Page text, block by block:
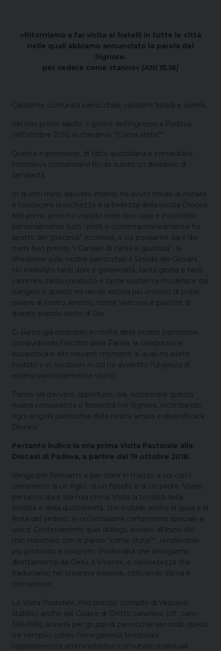
«Ritorniamo a far visita ai fratelli in tutte le città
nelle quali abbiamo annunciato la parola del
Signore,
per vedere come stanno» (Atti 15,36)
Carissime comunità parrocchiali, carissimi fratelli e sorelle,
nel mio primo saluto, il giorno dell’ingresso a Padova,
nell’ottobre 2015, vi chiedevo: “Come state?”.
Questa espressione, di fatto quotidiana e immediata,
intendeva comunicarvi fin da subito un desiderio di
familiarità.
In questi mesi, davvero intensi, ho avuto modo di iniziare
a conoscere la ricchezza e la bellezza della nostra Diocesi.
Nel primo anno ho visitato nelle loro case e incontrato
personalmente tutti i preti e contemporaneamente ho
aperto dei “processi” ecclesiali, a cui possiamo dare dei
nomi ben precisi: “i Cantieri di carità e giustizia”; la
riflessione sulle nostre parrocchie; il Sinodo dei Giovani.
Ho intravisto tanti doni e generosità, tanta grazia e tanti
cammini, tanta creatività e tante esistenze modellate dal
Vangelo e questo mi rende ancora più onorato di poter
essere al vostro servizio, come Vescovo e pastore di
questo popolo santo di Dio.
Ci siamo già incontrati in molte delle nostre parrocchie
condividendo l’ascolto della Parola, la celebrazione
eucaristica e altri rilevanti momenti ai quali mi avete
invitato o in occasioni in cui ho avvertito l’urgenza di
esservi particolarmente vicino.
Penso sia davvero opportuno, ora, accrescere questa
nostra conoscenza e fraternità nel Signore, incontrando
ogni singola parrocchia della nostra ampia e diversificata
Diocesi.
Pertanto indico la mia prima Visita Pastorale alla
Diocesi di Padova, a partire dal 19 ottobre 2018.
Vengo per fermarmi e per stare in mezzo a voi con i
sentimenti di un figlio, di un fratello e di un padre. Vorrei,
pertanto, dare alla mia prima Visita la tonalità della
ferialità e della quotidianità, che include anche la gioia e la
festa del vederci, in un’occasione certamente speciale e
unica. Continueremo quel dialogo avviato all’inizio del
mio ministero con le parole “come state?”, rendendolo
più profondo e concreto. Profondità che attingiamo
direttamente da Gesù, il Vivente, e concretezza che
traduciamo nel crescere insieme, coltivando stima e
comunione.
La Visita Pastorale, mio preciso compito di Vescovo
stabilito anche dal Codice di Diritto canonico (cfr. cann.
396-398), avverrà per gruppi di parrocchie secondo questi
tre semplici criteri: l’omogeneità territoriale;
l’appartenenza amministrativo-comunale; eventuali